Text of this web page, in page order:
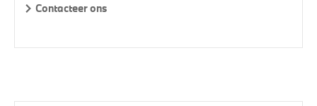
Contacteer ons